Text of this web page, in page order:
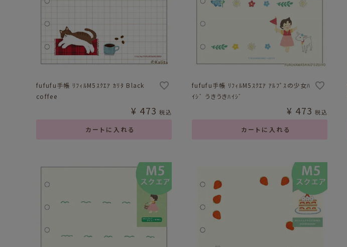
fufufu手帳 ﾘﾌｨﾙM5ｽｸｴｱ ｶﾘﾀ Black
coffee
カートに入れる
¥ 473 税込
fufufu手帳 ﾘﾌｨﾙM5ｽｸｴｱ ｱﾙﾌﾟｽの少女ﾊ
ｲｼﾞ うきうきﾊｲｼﾞ
カートに入れる
¥ 473 税込